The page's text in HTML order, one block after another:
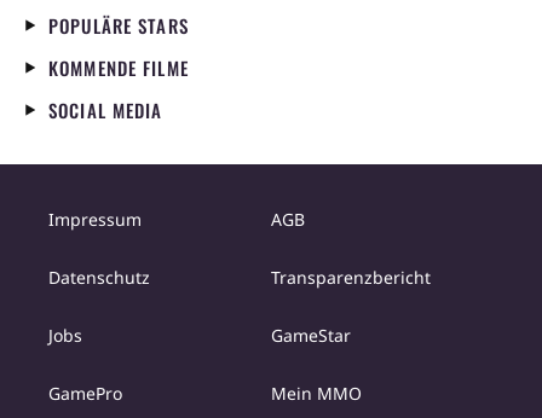
POPULÄRE STARS
KOMMENDE FILME
SOCIAL MEDIA
Impressum AGB
Datenschutz Transparenzbericht
Jobs GameStar
GamePro Mein MMO